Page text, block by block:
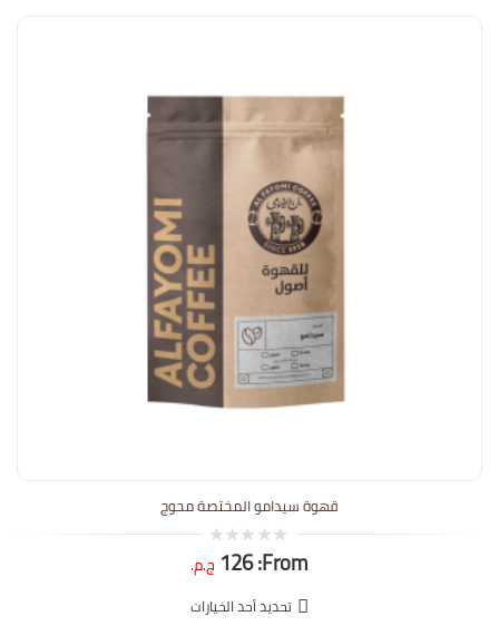
قهوة سيدامو المختصة محوج
0
out
From:
126 ج.م.
تحديد أحد الخيارات